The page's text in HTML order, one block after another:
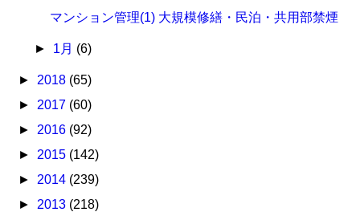
マンション管理(1) 大規模修繕・民泊・共用部禁煙
► 1月 (6)
► 2018 (65)
► 2017 (60)
► 2016 (92)
► 2015 (142)
► 2014 (239)
► 2013 (218)